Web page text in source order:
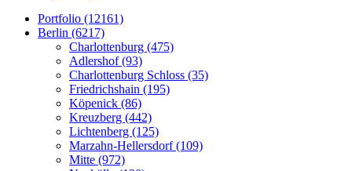
Portfolio (12161)
Berlin (6217)
Charlottenburg (475)
Adlershof (93)
Charlottenburg Schloss (35)
Friedrichshain (195)
Köpenick (86)
Kreuzberg (442)
Lichtenberg (125)
Marzahn-Hellersdorf (109)
Mitte (972)